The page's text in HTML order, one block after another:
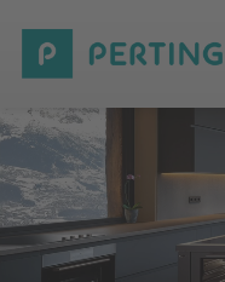
KÜCHENHERDE
HEIZUNGSHERDE
GASTRONOMIE